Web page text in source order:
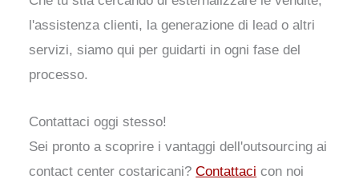
l'assistenza clienti, la generazione di lead o altri
servizi, siamo qui per guidarti in ogni fase del
processo.
Contattaci oggi stesso!
Sei pronto a scoprire i vantaggi dell'outsourcing ai
contact center costaricani?Contattaci con noi